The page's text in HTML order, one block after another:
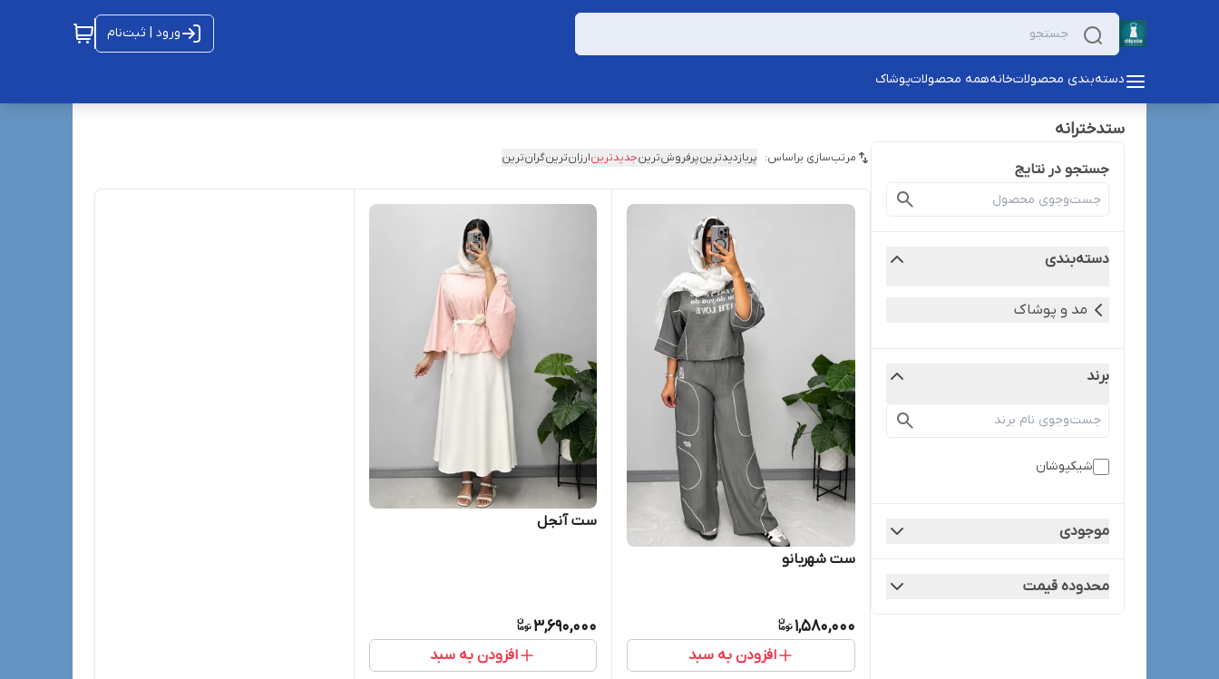
ورود | ثبت‌نام
دسته‌بندی محصولاتخانههمه محصولاتپوشاک
ستدخترانه
جستجو در نتایج
دسته‌بندی
مد و پوشاک
برند
شیکپوشان
موجودی
محدوده قیمت
مرتب‌سازی براساس: پربازدیدترینپرفروش‌ترینجدیدترینارزان‌ترینگران‌ترین
ست شهربانو
1,580,000
افزودن به سبد
ست آنجل
3,690,000
افزودن به سبد